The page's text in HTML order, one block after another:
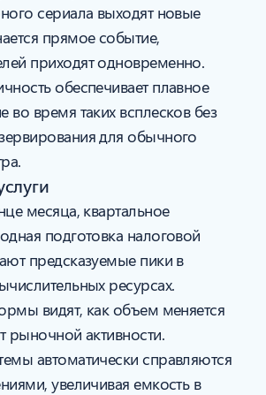
сериала выходят новые
прямое событие,
приходят одновременно.
обеспечивает плавное
во время таких всплесков без
для обычного
месяца, квартальное
подготовка налоговой
предсказуемые пики в
ресурсах.
видят, как объем меняется
рыночной активности.
автоматически справляются
увеличивая емкость в